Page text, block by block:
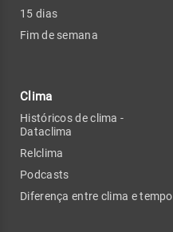
15 dias
Fim de semana
Clima
Históricos de clima -
Dataclima
Relclima
Podcasts
Diferença entre clima e tempo